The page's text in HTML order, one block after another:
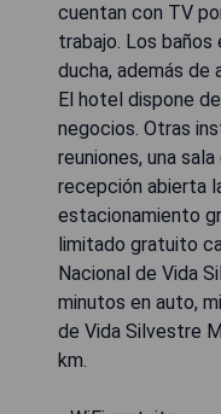
cuentan con TV
trabajo. Los baños
ducha, además
El hotel dispone
negocios. Otras
reuniones, una
recepción abierta
estacionamiento
limitado gratuito
Nacional de Vida
minutos en auto,
de Vida Silvestre
km.